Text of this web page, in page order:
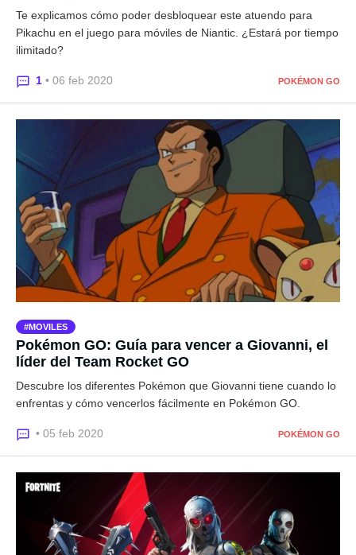
Te explicamos cómo poder desbloquear este atuendo para
Pikachu en el juego para móviles de Niantic. ¿Estará por tiempo
ilimitado?
1 • 06 feb 2020 POKÉMON GO
MOVILES
Pokémon GO: Guía para vencer a Giovanni, el
líder del Team Rocket GO
Descubre los diferentes Pokémon que Giovanni tiene cuando lo
enfrentas y cómo vencerlos fácilmente en Pokémon GO.
• 05 feb 2020 POKÉMON GO